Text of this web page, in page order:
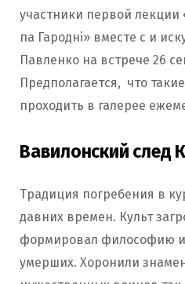
участники первой лекции
па Гародні» вместе с и
Павленко на встрече 26
Предполагается, что
проходить в галерее
Вавилонский след
Традиция погребения в
давних времен. Культ
формировал философию и
умерших. Хоронили